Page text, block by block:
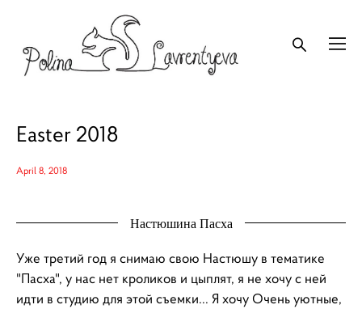
April 8, 2018
Easter 2018
Настюшина Пасха
Уже третий год я снимаю свою Настюшу в тематике
"Пасха", у нас нет кроликов и цыплят, я не хочу с ней
идти в студию для этой съемки... Я хочу Очень уютные,